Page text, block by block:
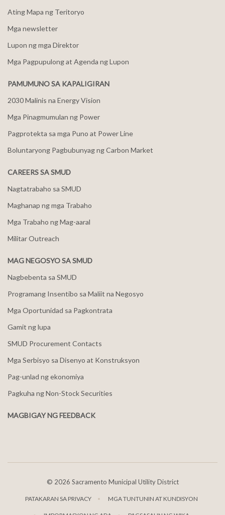
Ating Mapa ng Teritoryo
Mga newsletter
Lupon ng mga Direktor
Mga Pagpupulong at Agenda ng Lupon
PAMUMUNO SA KAPALIGIRAN
2030 Malinis na Energy Vision
Mga Pinagmumulan ng Power
Pagprotekta sa mga Puno at Power Line
Boluntaryong Pagbubunyag ng Carbon Market
CAREERS SA SMUD
Nagtatrabaho sa SMUD
Maghanap ng mga Trabaho
Mga Trabaho ng Mag-aaral
Militar Outreach
MAG NEGOSYO SA SMUD
Nagbebenta sa SMUD
Programang Insentibo sa Maliit na Negosyo
Mga Oportunidad sa Pagkontrata
Gamit ng lupa
SMUD Procurement Contacts
Mga Serbisyo sa Disenyo at Konstruksyon
Pag-unlad ng ekonomiya
Pagkuha ng Non-Stock Securities
MAGBIGAY NG FEEDBACK
© 2026 Sacramento Municipal Utility District
PATAKARAN SA PRIVACY MGA TUNTUNIN AT KUNDISYON